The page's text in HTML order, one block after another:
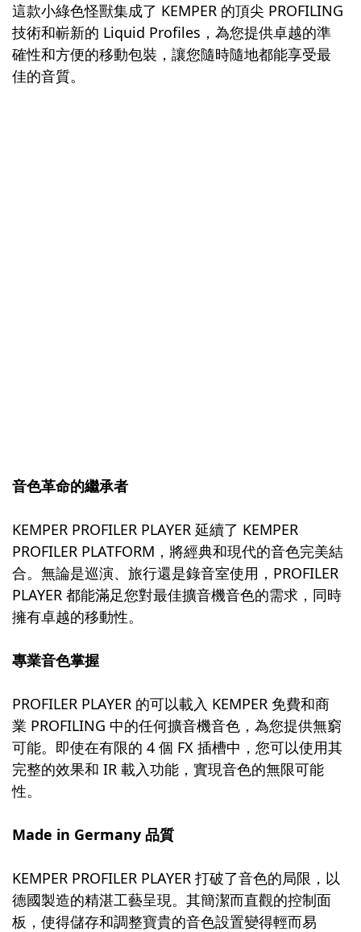
這款小綠色怪獸集成了 KEMPER 的頂尖 PROFILING
技術和嶄新的 Liquid Profiles，為您提供卓越的準
確性和方便的移動包裝，讓您隨時隨地都能享受最
佳的音質。
音色革命的繼承者
KEMPER PROFILER PLAYER 延續了 KEMPER
PROFILER PLATFORM，將經典和現代的音色完美結
合。無論是巡演、旅行還是錄音室使用，PROFILER
PLAYER 都能滿足您對最佳擴音機音色的需求，同時
擁有卓越的移動性。
專業音色掌握
PROFILER PLAYER 的可以載入 KEMPER 免費和商
業 PROFILING 中的任何擴音機音色，為您提供無窮
可能。即使在有限的 4 個 FX 插槽中，您可以使用其
完整的效果和 IR 載入功能，實現音色的無限可能
性。
Made in Germany 品質
KEMPER PROFILER PLAYER 打破了音色的局限，以
德國製造的精湛工藝呈現。其簡潔而直觀的控制面
板，使得儲存和調整寶貴的音色設置變得輕而易